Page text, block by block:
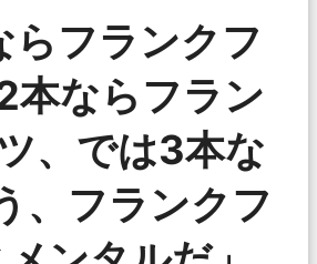
らフランクフ
本ならフラン
、では3本な
、フランクフ